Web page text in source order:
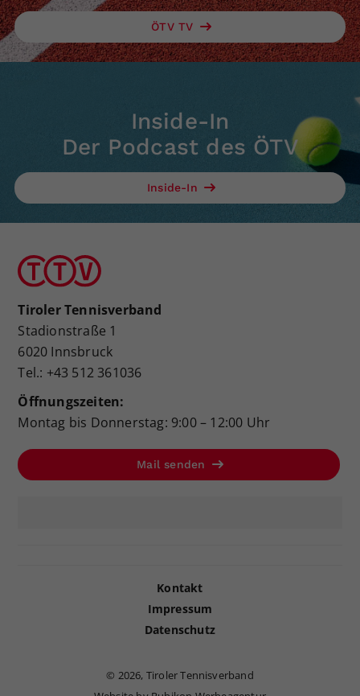
ÖTV TV
Inside-In
Der Podcast des ÖTV
Inside-In
Tiroler Tennisverband
Stadionstraße 1
6020 Innsbruck
Tel.: +43 512 361036
Öffnungszeiten:
Montag bis Donnerstag: 9:00 – 12:00 Uhr
Mail senden
Kontakt
Impressum
Datenschutz
© 2026, Tiroler Tennisverband